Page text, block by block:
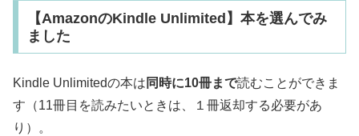
【AmazonのKindle Unlimited】本を選んでみ
ました
Kindle Unlimitedの本は 同時に10冊まで読むことができま
す（11冊目を読みたいときは、１冊返却する必要があ
り）。